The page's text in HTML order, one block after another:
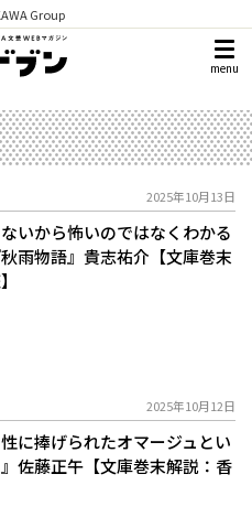
Group
menu
2025年10月13日
ないから怖いのではなくわかる
秋雨物語』貴志祐介【文庫巻末
2025年10月12日
性に捧げられたオマージュとい
』佐藤正午【文庫巻末解説：香